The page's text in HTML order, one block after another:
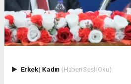
Erkek| Kadın (Haberi Sesli Oku)